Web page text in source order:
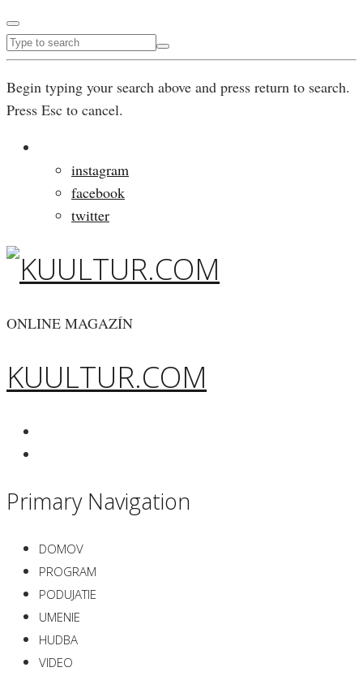
Begin typing your search above and press return to search.
Press Esc to cancel.
instagram
facebook
twitter
ONLINE MAGAZÍN
KUULTUR.COM
Primary Navigation
DOMOV
PROGRAM
PODUJATIE
UMENIE
HUDBA
VIDEO